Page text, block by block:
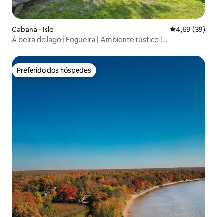
Cabana ⋅ Isle 4,69 de uma
4,69 (39)
À beira do lago | Fogueira | Ambiente rústico |
Preferido dos hóspedes
Preferido dos hóspedes